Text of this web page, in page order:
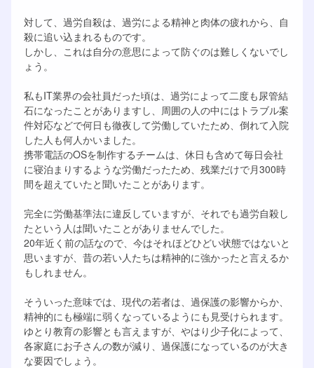
対して、過労自殺は、過労による精神と肉体の疲れから、自
殺に追い込まれるものです。
しかし、これは自分の意思によって防ぐのは難しくないでし
ょう。
私もIT業界の会社員だった頃は、過労によって二度も尿管結
石になったことがありますし、周囲の人の中にはトラブル案
件対応などで何日も徹夜して労働していたため、倒れて入院
した人も何人かいました。
携帯電話のOSを制作するチームは、休日も含めて毎日会社
に寝泊まりするような労働だったため、残業だけで月300時
間を超えていたと聞いたことがあります。
完全に労働基準法に違反していますが、それでも過労自殺し
たという人は聞いたことがありませんでした。
20年近く前の話なので、今はそれほどひどい状態ではないと
思いますが、昔の若い人たちは精神的に強かったと言えるか
もしれません。
そういった意味では、現代の若者は、過保護の影響からか、
精神的にも極端に弱くなっているようにも見受けられます。
ゆとり教育の影響とも言えますが、やはり少子化によって、
各家庭にお子さんの数が減り、過保護になっているのが大き
な要因でしょう。